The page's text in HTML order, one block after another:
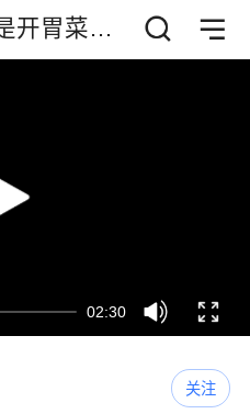
开胃菜，
还会更高
02:30
关注